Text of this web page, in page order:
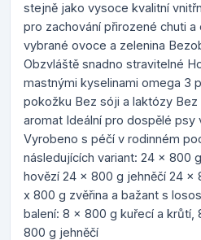
stejně jako vysoce kvalitní
pro zachování přirozené chuti a
vybrané ovoce a zelenina
Obzvláště snadno stravitelné
mastnými kyselinami omega 3
pokožku Bez sóji a laktózy Bez
aromat Ideální pro dospělé psy
Vyrobeno s péčí v rodinném
následujících variant: 24 x 800
hovězí 24 x 800 g jehněčí 24 x
x 800 g zvěřina a bažant s
balení: 8 x 800 g kuřecí a krůtí,
800 g jehněčí